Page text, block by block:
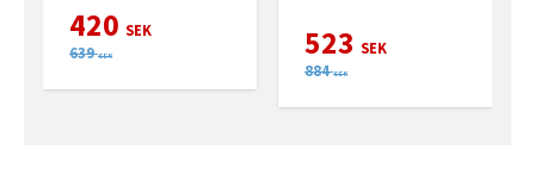
cylinder
420 SEK
639 SEK 523 SEK
884 SEK